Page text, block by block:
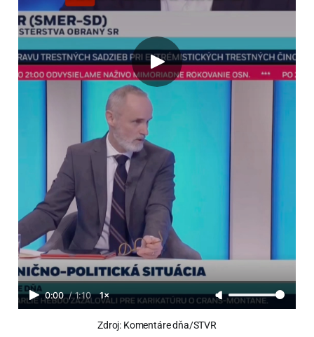
0:00 / 1:10 1×
Zdroj: Komentáre dňa/STVR